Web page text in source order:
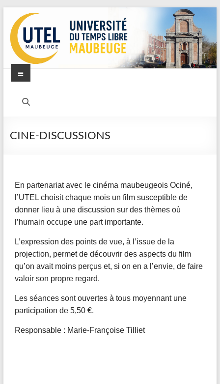
CINE-DISCUSSIONS
En partenariat avec le cinéma maubeugeois Ociné,
l’UTEL choisit chaque mois un film susceptible de
donner lieu à une discussion sur des thèmes où
l’humain occupe une part importante.
L’expression des points de vue, à l’issue de la
projection, permet de découvrir des aspects du film
qu’on avait moins perçus et, si on en a l’envie, de faire
valoir son propre regard.
Les séances sont ouvertes à tous moyennant une
participation de 5,50 €.
Responsable : Marie-Françoise Tilliet